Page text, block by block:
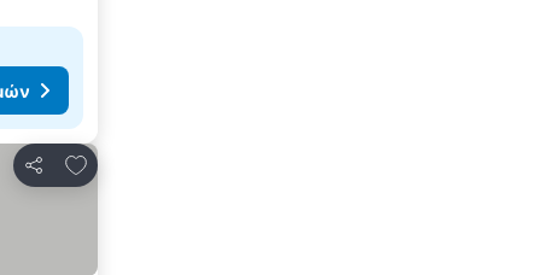
Κοινοποίηση
Προσθήκη στα αγαπημένα